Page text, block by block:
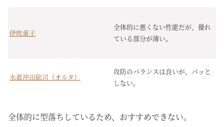
伊吹童子
全体的に悪くない性能だが、優れ
ている部分が薄い。
水着沖田総司（オルタ）
攻防のバランスは良いが、パッと
しない。
全体的に型落ちしているため、おすすめできない。